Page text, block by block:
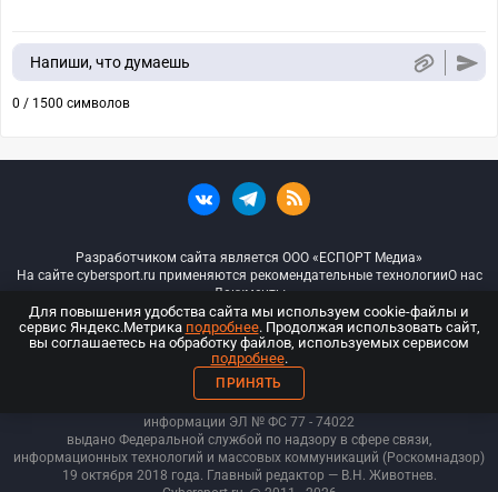
Напиши, что думаешь
0 / 1500 символов
Разработчиком сайта является ООО «ЕСПОРТ Медиа»
На сайте cybersport.ru применяются рекомендательные технологииО нас
Документы
© ООО «Киберспорт.ру» — Все права защищены
18+
ООО «Киберспорт.ру». Свидетельство о регистрации средств массовой
информации ЭЛ № ФС 77 - 74022
выдано Федеральной службой по надзору в сфере связи,
информационных технологий и массовых коммуникаций (Роскомнадзор)
19 октября 2018 года. Главный редактор — В.Н. Животнев.
Для повышения удобства сайта мы используем cookie-файлы и
сервис Яндекс.Метрика подробнее. Продолжая использовать сайт,
вы соглашаетесь на обработку файлов, используемых сервисом
подробнее.
ПРИНЯТЬ